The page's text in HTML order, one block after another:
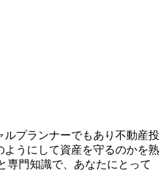
プランナーでもあり不動産投
ようにして資産を守るのかを熟
専⾨知識で、 あなたにとって